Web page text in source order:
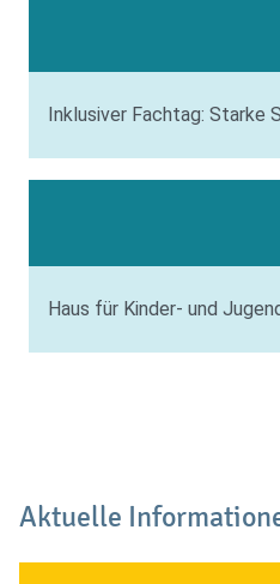
Inklusiver Fachtag: Starke
Haus für Kinder- und
Aktuelle